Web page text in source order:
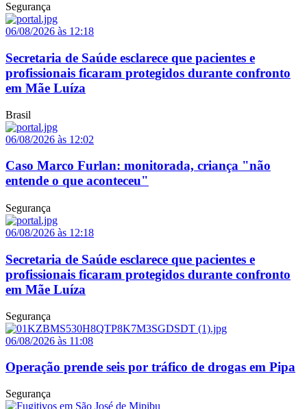
Segurança
06/08/2026 às 12:18
Secretaria de Saúde esclarece que pacientes e
profissionais ficaram protegidos durante confronto
em Mãe Luíza
Brasil
06/08/2026 às 12:02
Caso Marco Furlan: monitorada, criança "não
entende o que aconteceu"
Segurança
06/08/2026 às 12:18
Secretaria de Saúde esclarece que pacientes e
profissionais ficaram protegidos durante confronto
em Mãe Luíza
Segurança
06/08/2026 às 11:08
Operação prende seis por tráfico de drogas em Pipa
Segurança